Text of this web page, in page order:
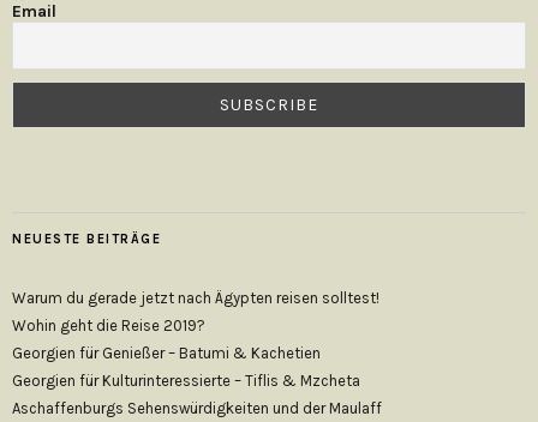
Email
NEUESTE BEITRÄGE
Warum du gerade jetzt nach Ägypten reisen solltest!
Wohin geht die Reise 2019?
Georgien für Genießer – Batumi & Kachetien
Georgien für Kulturinteressierte – Tiflis & Mzcheta
Aschaffenburgs Sehenswürdigkeiten und der Maulaff